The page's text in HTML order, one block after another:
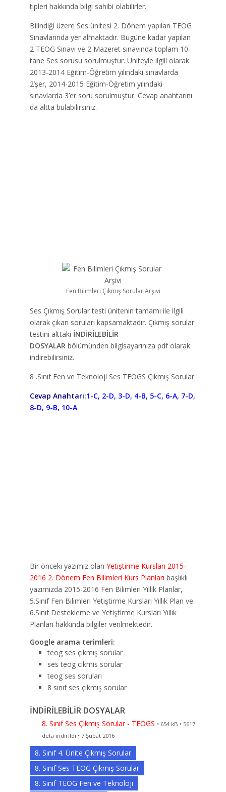
tipleri hakkında bilgi sahibi olabilirler.
Bilindiği üzere Ses ünitesi 2. Dönem yapılan TEOG
Sınavlarında yer almaktadır. Bugüne kadar yapılan
2 TEOG Sınavı ve 2 Mazeret sınavında toplam 10
tane Ses sorusu sorulmuştur. Üniteyle ilgili olarak
2013-2014 Eğitim-Öğretim yılındaki sınavlarda
2’şer, 2014-2015 Eğitim-Öğretim yılındaki
sınavlarda 3’er soru sorulmuştur. Cevap anahtarını
da altta bulabilirsiniz.
Fen Bilimleri Çıkmış Sorular Arşivi
Ses Çıkmış Sorular testi ünitenin tamamı ile ilgili
olarak çıkan soruları kapsamaktadır. Çıkmış sorular
testini alttaki İNDİRİLEBİLİR
DOSYALAR bölümünden bilgisayarınıza pdf olarak
indirebilirsiniz.
8 .Sınıf Fen ve Teknoloji Ses TEOGS Çıkmış Sorular
Cevap Anahtarı:1-C, 2-D, 3-D, 4-B, 5-C, 6-A, 7-D,
8-D, 9-B, 10-A
Bir önceki yazımız olan Yetiştirme Kursları 2015-
2016 2. Dönem Fen Bilimleri Kurs Planları başlıklı
yazımızda 2015-2016 Fen Bilimleri Yıllık Planlar,
5.Sınıf Fen Bilimleri Yetiştirme Kursları Yıllık Plan ve
6.Sınıf Destekleme ve Yetiştirme Kursları Yıllık
Planları hakkında bilgiler verilmektedir.
Google arama terimleri:
teog ses çıkmış sorular
ses teog cikmis sorular
teog ses soruları
8 sınıf ses çıkmış sorular
İNDİRİLEBİLİR DOSYALAR
8. Sınıf Ses Çıkmış Sorular - TEOGS • 654 kB • 5617
defa indirildi • 7 Şubat 2016
8. Sınıf 4. Ünite Çıkmış Sorular
8. Sınıf Ses TEOG Çıkmış Sorular
8. Sınıf TEOG Fen ve Teknoloji